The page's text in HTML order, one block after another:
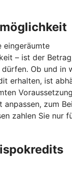
eingeräumte
– ist der
Ob und in
erhalten, ist
zum
zahlen Sie nur